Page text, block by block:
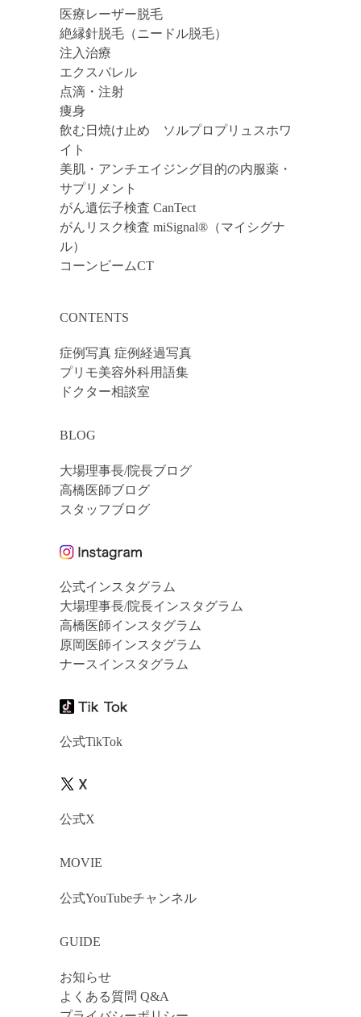
医療レーザー脱毛
絶縁針脱毛（ニードル脱毛）
注入治療
エクスパレル
点滴・注射
痩身
飲む日焼け止め ソルプロプリュスホワ
イト
美肌・アンチエイジング目的の内服薬・
サプリメント
がん遺伝子検査 CanTect
がんリスク検査 miSignal®（マイシグナ
ル）
コーンビームCT
CONTENTS
症例写真 症例経過写真
プリモ美容外科用語集
ドクター相談室
BLOG
大場理事長/院長ブログ
高橋医師ブログ
スタッフブログ
公式インスタグラム
大場理事長/院長インスタグラム
高橋医師インスタグラム
原岡医師インスタグラム
ナースインスタグラム
公式TikTok
公式X
MOVIE
公式YouTubeチャンネル
GUIDE
お知らせ
よくある質問 Q&A